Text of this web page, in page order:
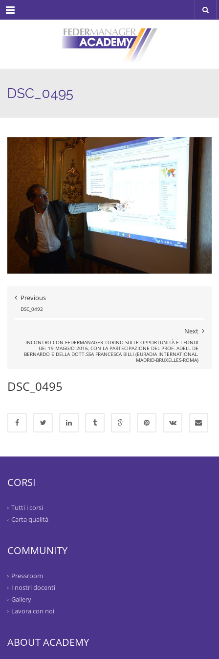
Menu
DSC_0495
Previous
DSC_0492
Next
INCONTRO CON FEDERMANAGER TORINO SULLE OPPORTUNITÀ E I FONDI
UE: 19 MAGGIO 2016, CON LA PARTECIPAZIONE DEL PROF. ADELL DE
BERNARDO E DELLA DOTT.SSA FRANCESCA BILLI (EURADIA INTERNATIONAL.
MADRID-BRUXELLES-ROMA)
DSC_0495
CORSI
Tutti i corsi
Carta qualità
COMMUNITY
Pressroom
I nostri docenti
Gallery
Lavora con noi
ABOUT ACADEMY